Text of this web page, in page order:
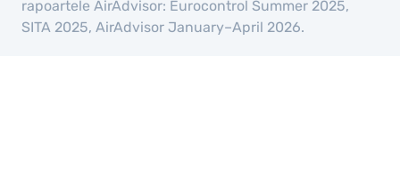
rapoartele AirAdvisor: Eurocontrol Summer 2025,
SITA 2025, AirAdvisor January–April 2026.